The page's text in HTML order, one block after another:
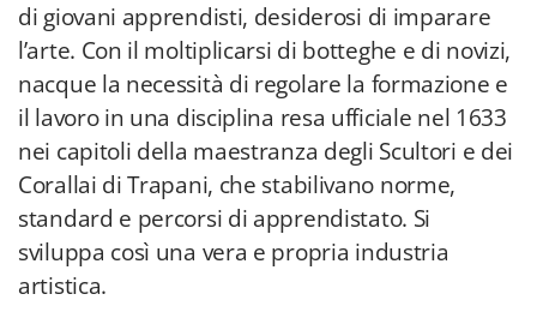
di giovani apprendisti, desiderosi di imparare
l’arte. Con il moltiplicarsi di botteghe e di novizi,
nacque la necessità di regolare la formazione e
il lavoro in una disciplina resa ufficiale nel 1633
nei capitoli della maestranza degli Scultori e dei
Corallai di Trapani, che stabilivano norme,
standard e percorsi di apprendistato. Si
sviluppa così una vera e propria industria
artistica.